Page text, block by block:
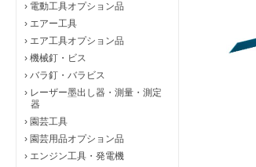
› 電動工具オプション品
› エアー工具
› エア工具オプション品
› 機械釘・ビス
› バラ釘・バラビス
› レーザー墨出し器・測量・測定
器
› 園芸工具
› 園芸用品オプション品
› エンジン工具・発電機